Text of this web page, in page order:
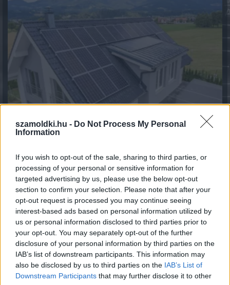
szamoldki.hu - Do Not Process My Personal
Information
If you wish to opt-out of the sale, sharing to third parties, or
processing of your personal or sensitive information for
targeted advertising by us, please use the below opt-out
section to confirm your selection. Please note that after your
opt-out request is processed you may continue seeing
interest-based ads based on personal information utilized by
us or personal information disclosed to third parties prior to
your opt-out. You may separately opt-out of the further
disclosure of your personal information by third parties on the
IAB’s list of downstream participants. This information may
also be disclosed by us to third parties on the IAB’s List of
Downstream Participants that may further disclose it to other
HIPA bevallás határideje: miért kulcskérdés a május 31-
i határnap a vállalkozások pénzügyi tervezésében?
2026.08.10. 07:05